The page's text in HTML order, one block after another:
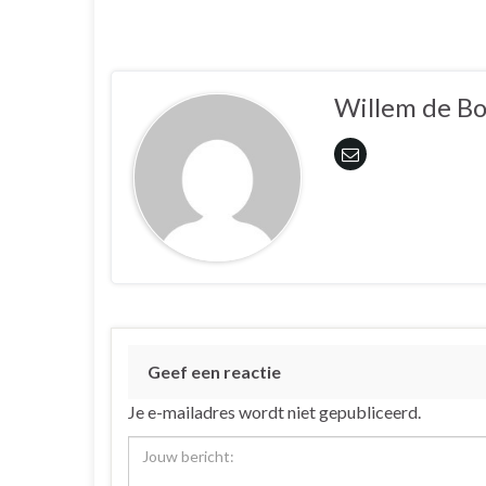
Willem de
Geef een reactie
Je e-mailadres wordt niet gepubliceerd.